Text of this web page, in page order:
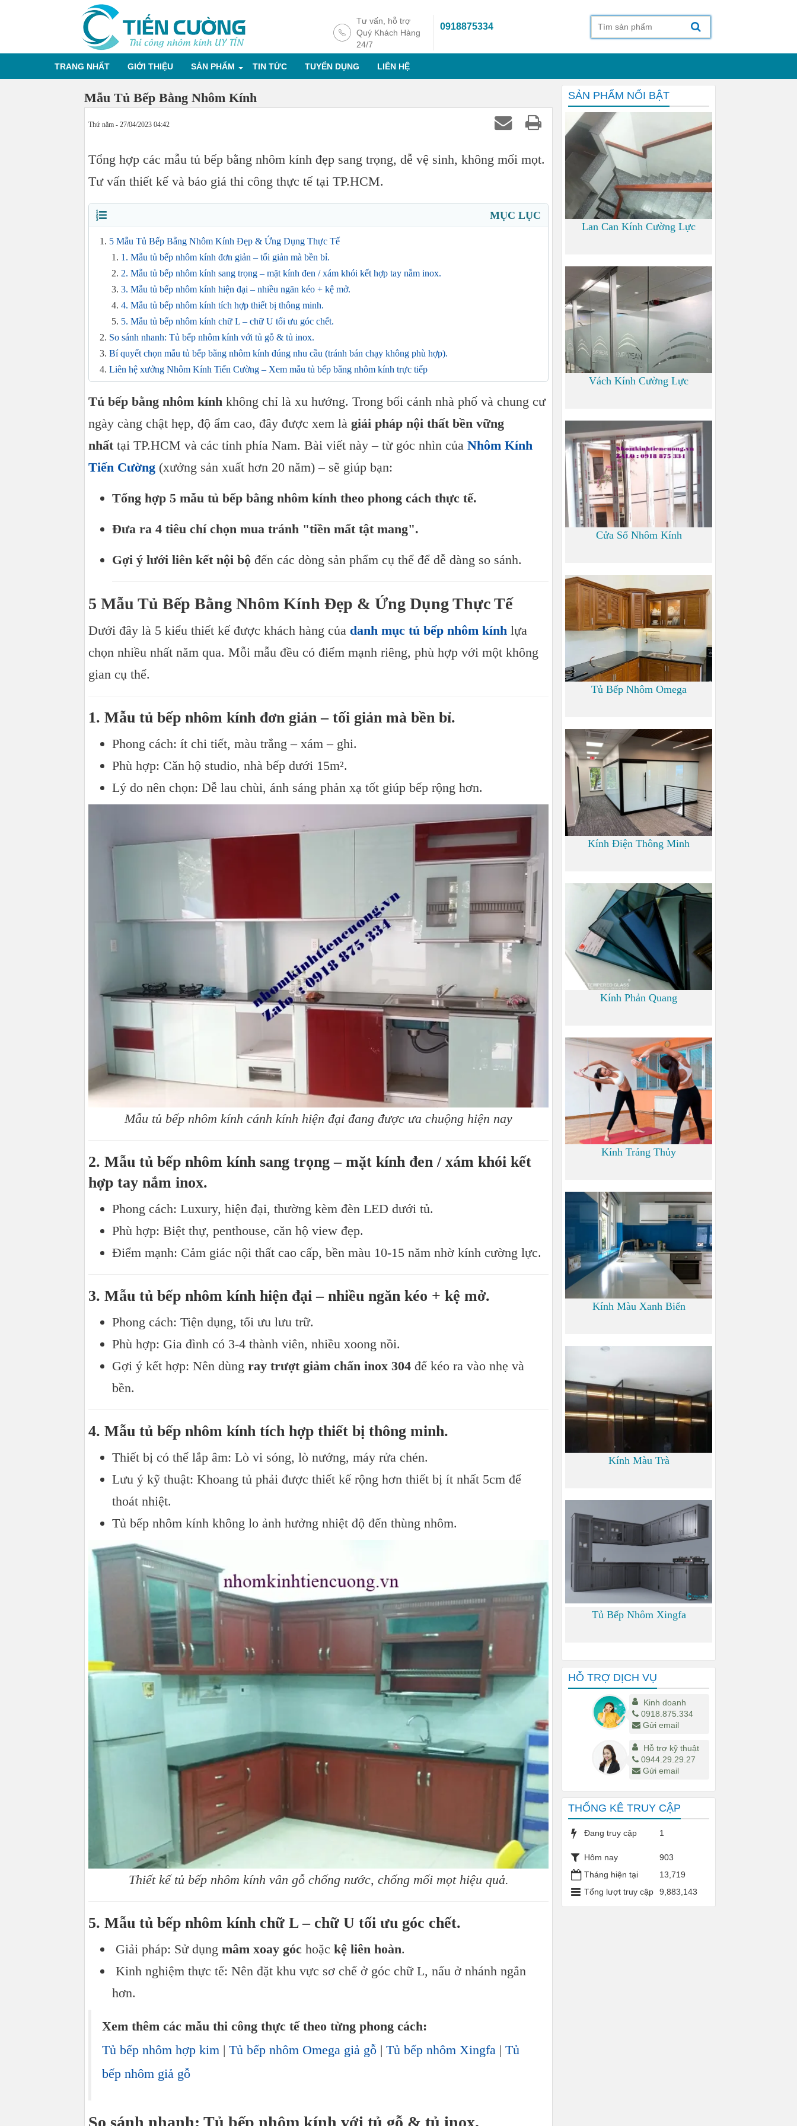
Tư vấn, hỗ trợ
Quý Khách Hàng
24/7
0918875334
TRANG NHẤT GIỚI THIỆU SẢN PHẨM TIN TỨC TUYỂN DỤNG LIÊN HỆ
Mẫu Tủ Bếp Bằng Nhôm Kính
Thứ năm - 27/04/2023 04:42
Tổng hợp các mẫu tủ bếp bằng nhôm kính đẹp sang trọng, dễ vệ sinh, không mối mọt.
Tư vấn thiết kế và báo giá thi công thực tế tại TP.HCM.
MỤC LỤC
5 Mẫu Tủ Bếp Bằng Nhôm Kính Đẹp & Ứng Dụng Thực Tế
1. Mẫu tủ bếp nhôm kính đơn giản – tối giản mà bền bỉ.
2. Mẫu tủ bếp nhôm kính sang trọng – mặt kính đen / xám khói kết hợp tay nắm inox.
3. Mẫu tủ bếp nhôm kính hiện đại – nhiều ngăn kéo + kệ mở.
4. Mẫu tủ bếp nhôm kính tích hợp thiết bị thông minh.
5. Mẫu tủ bếp nhôm kính chữ L – chữ U tối ưu góc chết.
So sánh nhanh: Tủ bếp nhôm kính với tủ gỗ & tủ inox.
Bí quyết chọn mẫu tủ bếp bằng nhôm kính đúng nhu cầu (tránh bán chạy không phù hợp).
Liên hệ xưởng Nhôm Kính Tiến Cường – Xem mẫu tủ bếp bằng nhôm kính trực tiếp
Tủ bếp bằng nhôm kính không chỉ là xu hướng. Trong bối cảnh nhà phố và chung cư
ngày càng chật hẹp, độ ẩm cao, đây được xem là giải pháp nội thất bền vững
nhất tại TP.HCM và các tỉnh phía Nam. Bài viết này – từ góc nhìn của Nhôm Kính
Tiến Cường (xưởng sản xuất hơn 20 năm) – sẽ giúp bạn:
Tổng hợp 5 mẫu tủ bếp bằng nhôm kính theo phong cách thực tế.
Đưa ra 4 tiêu chí chọn mua tránh "tiền mất tật mang".
Gợi ý lưới liên kết nội bộ đến các dòng sản phẩm cụ thể để dễ dàng so sánh.
5 Mẫu Tủ Bếp Bằng Nhôm Kính Đẹp & Ứng Dụng Thực Tế
Dưới đây là 5 kiểu thiết kế được khách hàng của danh mục tủ bếp nhôm kính lựa
chọn nhiều nhất năm qua. Mỗi mẫu đều có điểm mạnh riêng, phù hợp với một không
gian cụ thể.
1. Mẫu tủ bếp nhôm kính đơn giản – tối giản mà bền bỉ.
Phong cách: ít chi tiết, màu trắng – xám – ghi.
Phù hợp: Căn hộ studio, nhà bếp dưới 15m².
Lý do nên chọn: Dễ lau chùi, ánh sáng phản xạ tốt giúp bếp rộng hơn.
Mẫu tủ bếp nhôm kính cánh kính hiện đại đang được ưa chuộng hiện nay
2. Mẫu tủ bếp nhôm kính sang trọng – mặt kính đen / xám khói kết
hợp tay nắm inox.
Phong cách: Luxury, hiện đại, thường kèm đèn LED dưới tủ.
Phù hợp: Biệt thự, penthouse, căn hộ view đẹp.
Điểm mạnh: Cảm giác nội thất cao cấp, bền màu 10-15 năm nhờ kính cường lực.
3. Mẫu tủ bếp nhôm kính hiện đại – nhiều ngăn kéo + kệ mở.
Phong cách: Tiện dụng, tối ưu lưu trữ.
Phù hợp: Gia đình có 3-4 thành viên, nhiều xoong nồi.
Gợi ý kết hợp: Nên dùng ray trượt giảm chấn inox 304 để kéo ra vào nhẹ và
bền.
4. Mẫu tủ bếp nhôm kính tích hợp thiết bị thông minh.
Thiết bị có thể lắp âm: Lò vi sóng, lò nướng, máy rửa chén.
Lưu ý kỹ thuật: Khoang tủ phải được thiết kế rộng hơn thiết bị ít nhất 5cm để
thoát nhiệt.
Tủ bếp nhôm kính không lo ảnh hưởng nhiệt độ đến thùng nhôm.
Thiết kế tủ bếp nhôm kính vân gỗ chống nước, chống mối mọt hiệu quả.
5. Mẫu tủ bếp nhôm kính chữ L – chữ U tối ưu góc chết.
Giải pháp: Sử dụng mâm xoay góc hoặc kệ liên hoàn.
Kinh nghiệm thực tế: Nên đặt khu vực sơ chế ở góc chữ L, nấu ở nhánh ngắn
hơn.
Xem thêm các mẫu thi công thực tế theo từng phong cách:
Tủ bếp nhôm hợp kim | Tủ bếp nhôm Omega giả gỗ | Tủ bếp nhôm Xingfa | Tủ
bếp nhôm giả gỗ
SẢN PHẨM NỔI BẬT
Lan Can Kính Cường Lực
Vách Kính Cường Lực
0
Cửa Sổ Nhôm Kính
Tủ Bếp Nhôm Omega
6.000
Kính Điện Thông Minh
Kính Phản Quang
Kính Tráng Thủy
Kính Màu Xanh Biển
Kính Màu Trà
Tủ Bếp Nhôm Xingfa
0
HỖ TRỢ DỊCH VỤ
Kinh doanh
0918.875.334
Gửi email
Hỗ trợ kỹ thuật
0944.29.29.27
Gửi email
THỐNG KÊ TRUY CẬP
Đang truy cập 1
Hôm nay
903
Tháng hiện tại
13,719
Tổng lượt truy cập
9,883,143